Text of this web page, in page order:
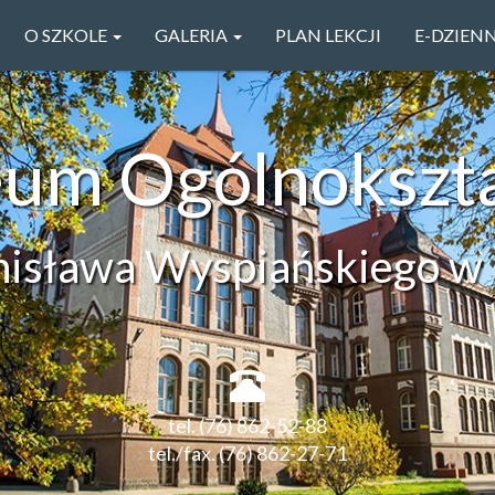
O SZKOLE GALERIA PLAN LEKCJI E-
Wyspiańskiego w
tel. (76) 862-52-88
tel./fax. (76) 862-27-71